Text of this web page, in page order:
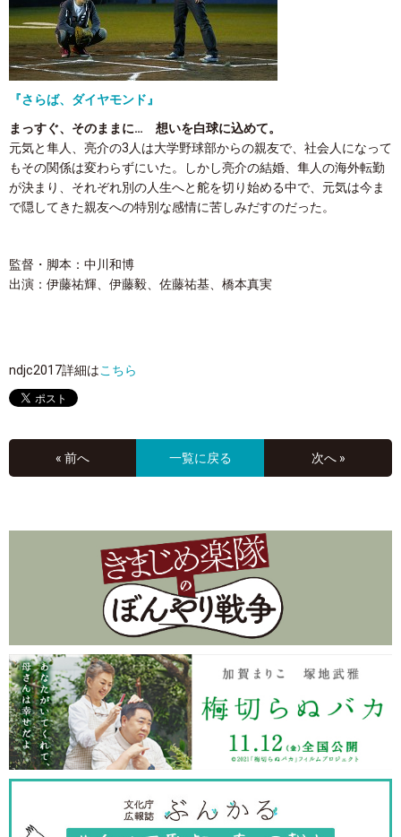
『さらば、ダイヤモンド』
まっすぐ、そのままに… 想いを白球に込めて。
元気と隼人、亮介の3人は大学野球部からの親友で、社会人になって
もその関係は変わらずにいた。しかし亮介の結婚、隼人の海外転勤
が決まり、それぞれ別の人生へと舵を切り始める中で、元気は今ま
で隠してきた親友への特別な感情に苦しみだすのだった。
監督・脚本：中川和博
出演：伊藤祐輝、伊藤毅、佐藤祐基、橋本真実
ndjc2017詳細はこちら
« 前へ 一覧に戻る 次へ »